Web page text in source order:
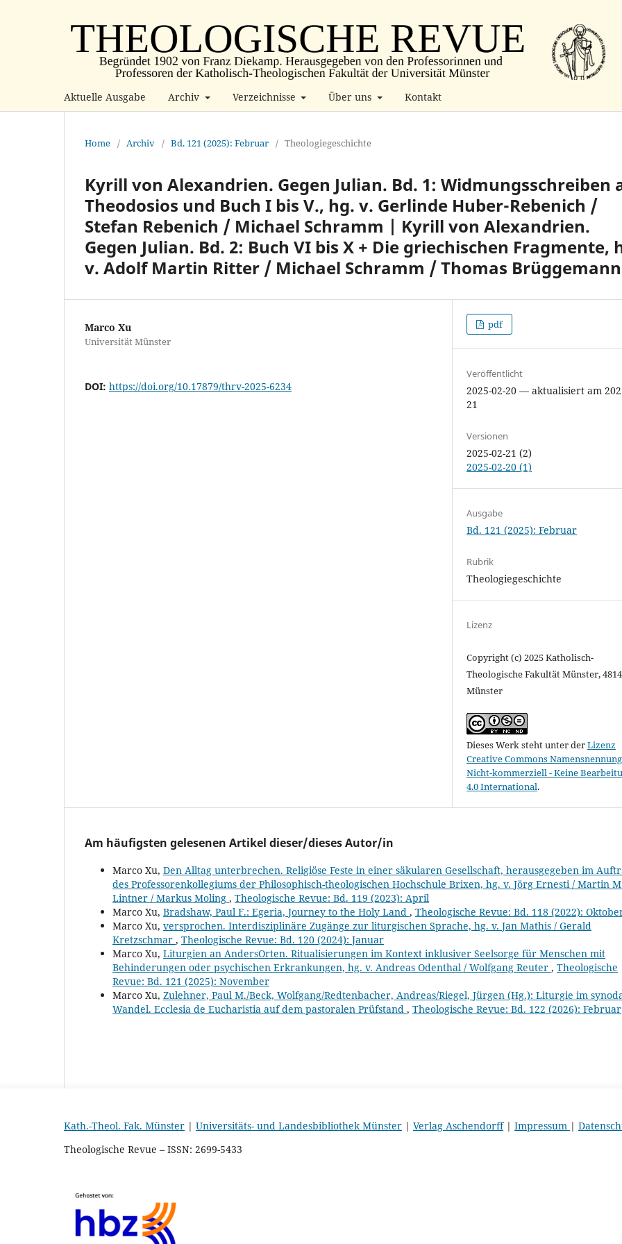
Aktuelle Ausgabe Archiv Verzeichnisse Über uns Kontakt
Home / Archiv / Bd. 121 (2025): Februar / Theologiegeschichte
Kyrill von Alexandrien. Gegen Julian. Bd. 1: Widmungsschreiben
Theodosios und Buch I bis V., hg. v. Gerlinde Huber-Rebenich /
Stefan Rebenich / Michael Schramm | Kyrill von Alexandrien.
Gegen Julian. Bd. 2: Buch VI bis X + Die griechischen Fragmente,
v. Adolf Martin Ritter / Michael Schramm / Thomas Brüggemann
Marco Xu
Universität Münster
DOI: https://doi.org/10.17879/thrv-2025-6234
pdf
Veröffentlicht
2025-02-20 — aktualisiert am
21
Versionen
2025-02-21 (2)
2025-02-20 (1)
Ausgabe
Bd. 121 (2025): Februar
Rubrik
Theologiegeschichte
Lizenz
Copyright (c) 2025 Katholisch-
Theologische Fakultät Münster,
Münster
Dieses Werk steht unter derLizenz
Creative Commons
Nicht-kommerziell - Keine
4.0 International.
Am häufigsten gelesenen Artikel dieser/dieses Autor/in
Marco Xu, Den Alltag unterbrechen. Religiöse Feste in einer säkularen Gesellschaft, herausgegeben im
des Professorenkollegiums der Philosophisch-theologischen Hochschule Brixen, hg. v. Jörg Ernesti / Martin
Lintner / Markus Moling , Theologische Revue: Bd. 119 (2023): April
Marco Xu, Bradshaw, Paul F.: Egeria, Journey to the Holy Land , Theologische Revue: Bd. 118 (2022):
Marco Xu, versprochen. Interdisziplinäre Zugänge zur liturgischen Sprache, hg. v. Jan Mathis / Gerald
Kretzschmar , Theologische Revue: Bd. 120 (2024): Januar
Marco Xu, Liturgien an AndersOrten. Ritualisierungen im Kontext inklusiver Seelsorge für Menschen mit
Behinderungen oder psychischen Erkrankungen, hg. v. Andreas Odenthal / Wolfgang Reuter , Theologische
Revue: Bd. 121 (2025): November
Marco Xu, Zulehner, Paul M./Beck, Wolfgang/Redtenbacher, Andreas/Riegel, Jürgen (Hg.): Liturgie im
Wandel. Ecclesia de Eucharistia auf dem pastoralen Prüfstand , Theologische Revue: Bd. 122 (2026): Februar
Kath.-Theol. Fak. Münster | Universitäts- und Landesbibliothek Münster | Verlag Aschendorff| Impressum |
Theologische Revue – ISSN: 2699-5433